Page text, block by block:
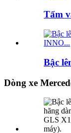
Tấm
Bậc
Dòng xe